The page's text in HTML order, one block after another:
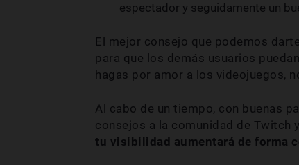
espectador y seguidamente un
El mejor consejo que podemos
para que los demás usuarios
hagas por amor a los videojuegos,
Al cabo de un tiempo, con buenas
consejos a la comunidad de Twitch
tu visibilidad aumentará de forma